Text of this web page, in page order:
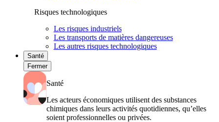
Risques technologiques
Les risques industriels
Les transports de matières dangereuses
Les autres risques technologiques
Santé
Fermer
Santé
Les acteurs économiques utilisent des substances
chimiques dans leurs activités quotidiennes, qu’elles
soient professionnelles ou privées.